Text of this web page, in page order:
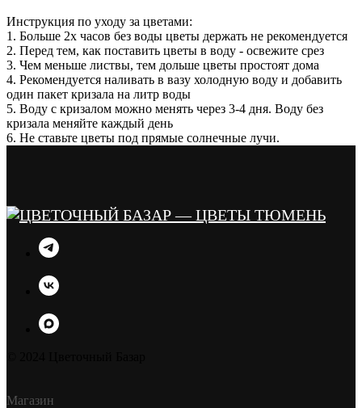
Инструкция по уходу за цветами:
1. Больше 2х часов без воды цветы держать не рекомендуется
2. Перед тем, как поставить цветы в воду - освежите срез
3. Чем меньше листвы, тем дольше цветы простоят дома
4. Рекомендуется наливать в вазу холодную воду и добавить
один пакет кризала на литр воды
5. Воду с кризалом можно менять через 3-4 дня. Воду без
кризала меняйте каждый день
6. Не ставьте цветы под прямые солнечные лучи.
Магазин